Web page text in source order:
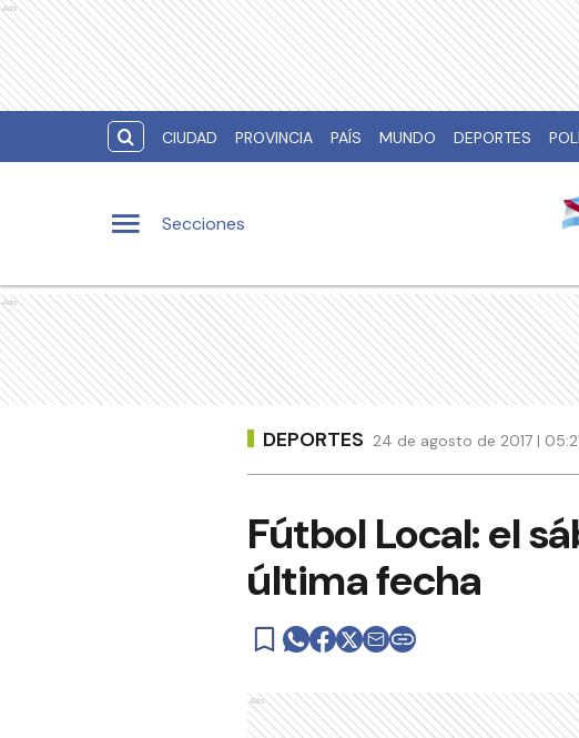
Ads
CIUDAD PROVINCIA PAÍS MUNDO DEPORTES
Secciones
Ads
DEPORTES 24 de agosto de 2017 |
Fútbol Local: el
última fecha
Ads